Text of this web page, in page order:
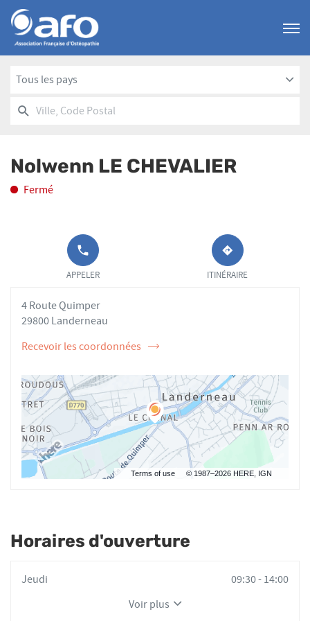
Menu
Tous les pays
Ville,RECHERCHER
UN
AFO
Nolwenn LE CHEVALIER
Fermé
APPELER LE
POINT DE
VENTE
CHEVALIER
AU
APPELER ITINÉRAIRE
JUSQU'AU
POINT
DE
4 Route Quimper
29800 Landerneau
Recevoir les coordonnées
de
Nolwenn
LE
CHEVALIER
Terms of use © 1987–2026 HERE, IGN
Horaires d'ouverture
Horaires
Jeudi 09:30- 14:00
Voir plus
et